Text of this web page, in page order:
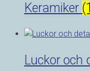
Keramiker
Luckor och